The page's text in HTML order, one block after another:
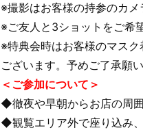
※撮影はお客様の持参のカメ
※ご友人と3ショットをご希
※特典会時はお客様のマス
ございます。予めご了承願い
＜ご参加について＞
◆徹夜や早朝からお店の周
◆観覧エリア外で座り込み